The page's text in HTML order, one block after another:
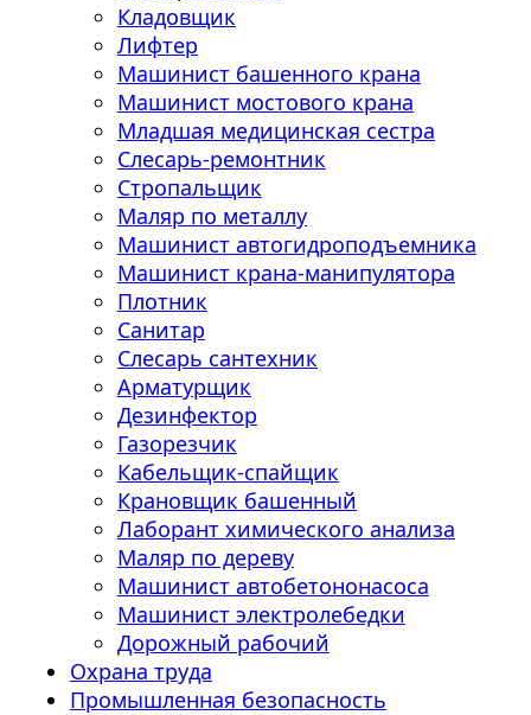
Кладовщик
Лифтер
Машинист башенного крана
Машинист мостового крана
Младшая медицинская сестра
Слесарь-ремонтник
Стропальщик
Маляр по металлу
Машинист автогидроподъемника
Машинист крана-манипулятора
Плотник
Санитар
Слесарь сантехник
Арматурщик
Дезинфектор
Газорезчик
Кабельщик-спайщик
Крановщик башенный
Лаборант химического анализа
Маляр по дереву
Машинист автобетононасоса
Машинист электролебедки
Дорожный рабочий
Охрана труда
Промышленная безопасность